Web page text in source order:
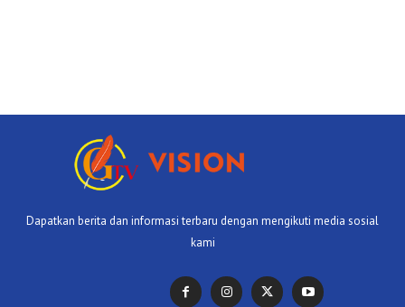
Dapatkan berita dan informasi terbaru dengan mengikuti media sosial
kami